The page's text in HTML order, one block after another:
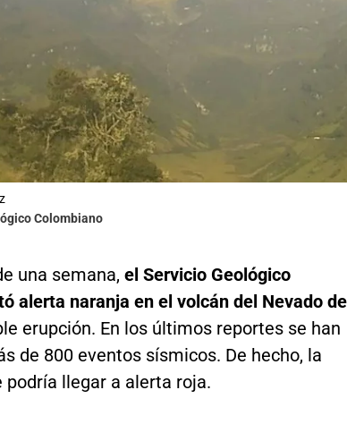
Colombiano
una semana, el Servicio Geológico
alerta naranja en el volcán del Nevado
erupción. En los últimos reportes se han
de 800 eventos sísmicos. De hecho, la
podría llegar a alerta roja.